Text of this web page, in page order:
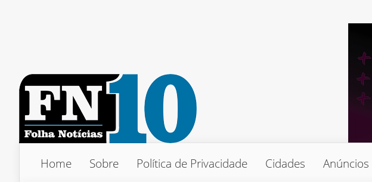
Home Sobre Política de Privacidade Cidades Anúncios